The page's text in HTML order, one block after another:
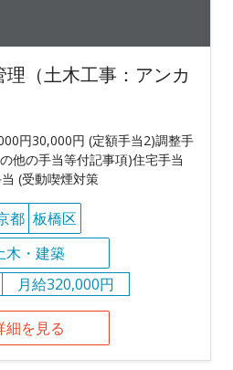
（土木工事：アンカ
円30,000円 (定額手当2)調整手
他の手当等付記事項)住宅手当
(受動喫煙対策
都 板橋区
木・建築
月給320,000円
細を見る